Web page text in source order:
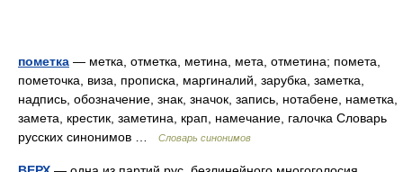
пометка — метка, отметка, метина, мета, отметина; помета,
пометочка, виза, прописка, маргиналий, зарубка, заметка,
надпись, обозначение, знак, значок, запись, нотабене, наметка,
замета, крестик, заметина, крап, намечание, галочка Словарь
русских синонимов …
Словарь синонимов